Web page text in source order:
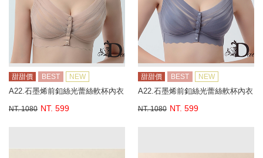
甜甜價 BEST NEW
A22.石墨烯前釦絲光蕾絲軟杯內衣
NT. 1080 NT. 599
甜甜價 BEST NEW
A22.石墨烯前釦絲光蕾絲軟杯內衣
NT. 1080 NT. 599